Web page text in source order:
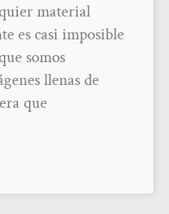
material
es casi imposible
somos
llenas de
que